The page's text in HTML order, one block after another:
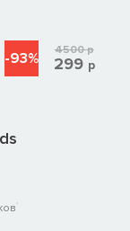
-93% 4500р
299 р